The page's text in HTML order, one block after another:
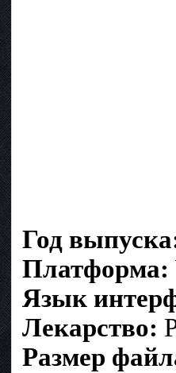
Год
Платформа:
Язык
Лекарство:
Размер